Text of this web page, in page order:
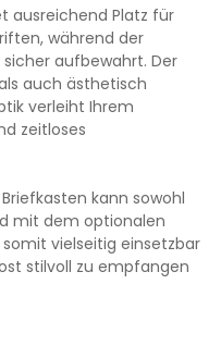
ausreichend Platz für
während der
aufbewahrt. Der
auch ästhetisch
verleiht Ihrem
zeitloses
kann sowohl
mit dem optionalen
vielseitig einsetzbar
stilvoll zu empfangen